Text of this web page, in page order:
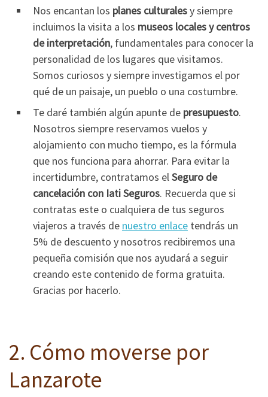
Nos encantan los planes culturalesy siempre
incluimos la visita a los museos locales y centros
de interpretación, fundamentales para conocer la
personalidad de los lugares que visitamos.
Somos curiosos y siempre investigamos el por
qué de un paisaje, un pueblo o una costumbre.
Te daré también algún apunte de presupuesto.
Nosotros siempre reservamos vuelos y
alojamiento con mucho tiempo, es la fórmula
que nos funciona para ahorrar. Para evitar la
incertidumbre, contratamos elSeguro de
cancelación con Iati Seguros. Recuerda que si
contratas este o cualquiera de tus seguros
viajeros a través de nuestro enlace tendrás un
5% de descuento y nosotros recibiremos una
pequeña comisión que nos ayudará a seguir
creando este contenido de forma gratuita.
Gracias por hacerlo.
2. Cómo moverse por
Lanzarote